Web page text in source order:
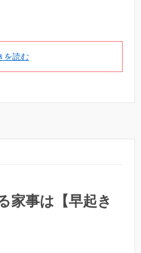
を読む
家事は【早起き